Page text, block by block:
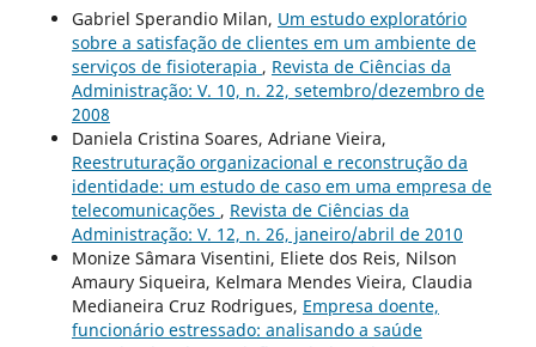
Gabriel Sperandio Milan, Um estudo exploratório
sobre a satisfação de clientes em um ambiente de
serviços de fisioterapia , Revista de Ciências da
Administração: V. 10, n. 22, setembro/dezembro de
2008
Daniela Cristina Soares, Adriane Vieira,
Reestruturação organizacional e reconstrução da
identidade: um estudo de caso em uma empresa de
telecomunicações , Revista de Ciências da
Administração: V. 12, n. 26, janeiro/abril de 2010
Monize Sâmara Visentini, Eliete dos Reis, Nilson
Amaury Siqueira, Kelmara Mendes Vieira, Claudia
Medianeira Cruz Rodrigues, Empresa doente,
funcionário estressado: analisando a saúde